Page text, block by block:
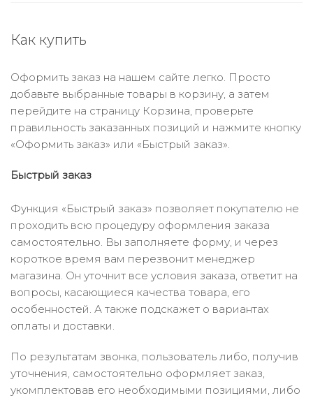
Как купить
Оформить заказ на нашем сайте легко. Просто
добавьте выбранные товары в корзину, а затем
перейдите на страницу Корзина, проверьте
правильность заказанных позиций и нажмите кнопку
«Оформить заказ» или «Быстрый заказ».
Быстрый заказ
Функция «Быстрый заказ» позволяет покупателю не
проходить всю процедуру оформления заказа
самостоятельно. Вы заполняете форму, и через
короткое время вам перезвонит менеджер
магазина. Он уточнит все условия заказа, ответит на
вопросы, касающиеся качества товара, его
особенностей. А также подскажет о вариантах
оплаты и доставки.
По результатам звонка, пользователь либо, получив
уточнения, самостоятельно оформляет заказ,
укомплектовав его необходимыми позициями, либо